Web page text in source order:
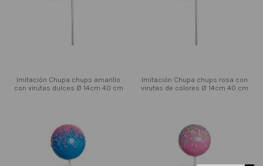
Imitación Chupa chups amarillo
con virutas dulces Ø 14cm 40 cm
Imitación Chupa chups rosa con
virutas de colores Ø 14cm 40 cm